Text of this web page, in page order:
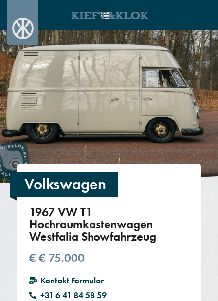
KIEFT&KLOK
Volkswagen
1967 VW T1
Hochraumkastenwagen
Westfalia Showfahrzeug
€€ 75.000
Kontakt Formular
+31 6 41 84 58 59